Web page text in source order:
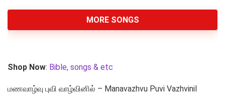
MORE SONGS
Shop Now: Bible, songs & etc
மணவாழ்வு புவி வாழ்வினில் – Manavazhvu Puvi Vazhvinil